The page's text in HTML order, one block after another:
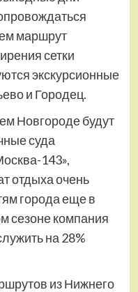
маршрут
сетки
экскурсионные
и Городец.
Новгороде будут
суда
143»,
отдыха очень
города еще в
сезоне компания
на 28%
из Нижнего